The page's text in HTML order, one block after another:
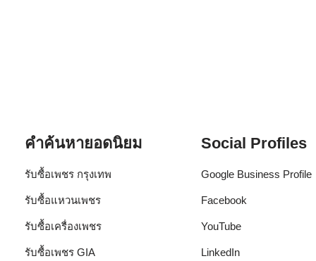
คำค้นหายอดนิยม
รับซื้อเพชร กรุงเทพ
รับซื้อแหวนเพชร
รับซื้อเครื่องเพชร
รับซื้อเพชร GIA
Social Profiles
Google Business Profile
Facebook
YouTube
LinkedIn